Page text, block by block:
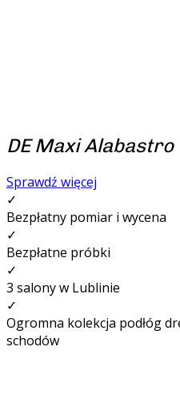
DE Maxi Alabastro
Sprawdź więcej
✓
Bezpłatny pomiar i wycena
✓
Bezpłatne próbki
✓
3 salony w Lublinie
✓
Ogromna kolekcja podłóg
schodów